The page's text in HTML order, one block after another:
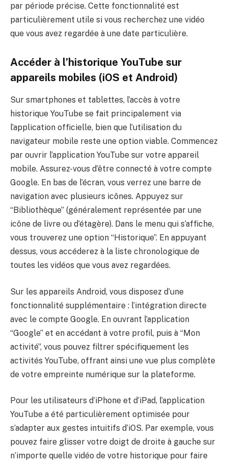
par période précise. Cette fonctionnalité est
particulièrement utile si vous recherchez une vidéo
que vous avez regardée à une date particulière.
Accéder à l’historique YouTube sur
appareils mobiles (iOS et Android)
Sur smartphones et tablettes, l’accès à votre
historique YouTube se fait principalement via
l’application officielle, bien que l’utilisation du
navigateur mobile reste une option viable. Commencez
par ouvrir l’application YouTube sur votre appareil
mobile. Assurez-vous d’être connecté à votre compte
Google. En bas de l’écran, vous verrez une barre de
navigation avec plusieurs icônes. Appuyez sur
“Bibliothèque” (généralement représentée par une
icône de livre ou d’étagère). Dans le menu qui s’affiche,
vous trouverez une option “Historique”. En appuyant
dessus, vous accéderez à la liste chronologique de
toutes les vidéos que vous avez regardées.
Sur les appareils Android, vous disposez d’une
fonctionnalité supplémentaire : l’intégration directe
avec le compte Google. En ouvrant l’application
“Google” et en accédant à votre profil, puis à “Mon
activité”, vous pouvez filtrer spécifiquement les
activités YouTube, offrant ainsi une vue plus complète
de votre empreinte numérique sur la plateforme.
Pour les utilisateurs d’iPhone et d’iPad, l’application
YouTube a été particulièrement optimisée pour
s’adapter aux gestes intuitifs d’iOS. Par exemple, vous
pouvez faire glisser votre doigt de droite à gauche sur
n’importe quelle vidéo de votre historique pour faire